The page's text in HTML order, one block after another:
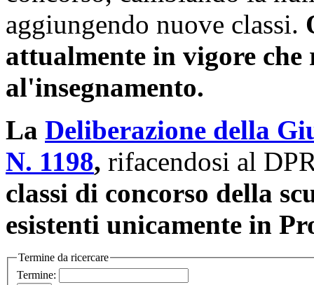
aggiungendo nuove classi.
attualmente in vigore che
al'insegnamento.
La Deliberazione della
N. 1198, rifacendosi al
classi di concorso della
esistenti unicamente in
Termine da ricercare
Termine: